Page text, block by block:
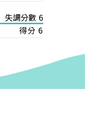
失調分數 6
得分 6